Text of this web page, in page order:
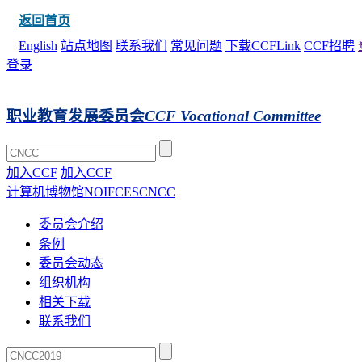
返回首页
English 站点地图 联系我们 常见问题 下载CCFLink CCF招聘
登录
职业教育发展委员会CCF Vocational Committee
加入CCF 加入CCF
计算机博物馆NOIFCESCNCC
委员会介绍
条例
委员会动态
组织机构
相关下载
联系我们